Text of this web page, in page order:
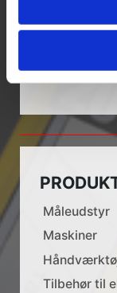
Måleudstyr
Maskiner
Tilbehør til